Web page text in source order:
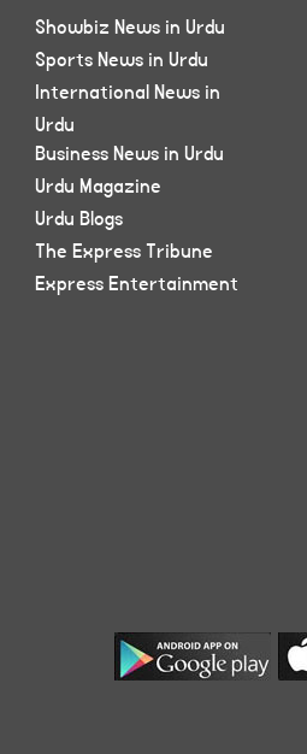
Showbiz News in Urdu
Sports News in Urdu
International News in
Urdu
Business News in Urdu
Urdu Magazine
Urdu Blogs
The Express Tribune
Express Entertainment